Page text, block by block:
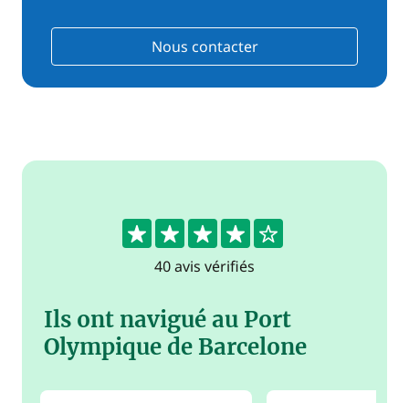
Nous contacter
4.4
40 avis vérifiés
Ils ont navigué au Port
Olympique de Barcelone